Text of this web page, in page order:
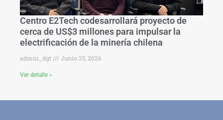
Centro E2Tech codesarrollará proyecto de
cerca de US$3 millones para impulsar la
electrificación de la minería chilena
admin_dgt Junio 25, 2026
Ver detalle »